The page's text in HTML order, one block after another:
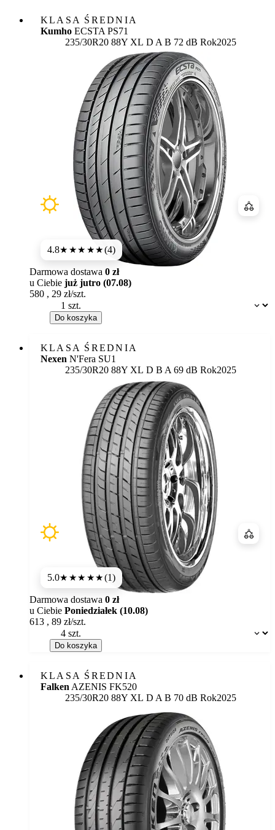
KLASA ŚREDNIA
Kumho ECSTA PS71
235/30R20 88Y XL Etykieta:
D A B 72 dB Rok2025
4.8★★★★★(4)
Dostępność:
Darmowa dostawa 0 zł
u Ciebie już jutro (07.08)
580 , 29 zł/szt.
Do koszyka
KLASA ŚREDNIA
Nexen N'Fera SU1
235/30R20 88Y XL Etykieta:
D B A 69 dB Rok2025
5.0★★★★★(1)
Dostępność:
Darmowa dostawa 0 zł
u Ciebie Poniedziałek (10.08)
613 , 89 zł/szt.
Do koszyka
KLASA ŚREDNIA
Falken AZENIS FK520
235/30R20 88Y XL Etykieta:
D A B 70 dB Rok2025